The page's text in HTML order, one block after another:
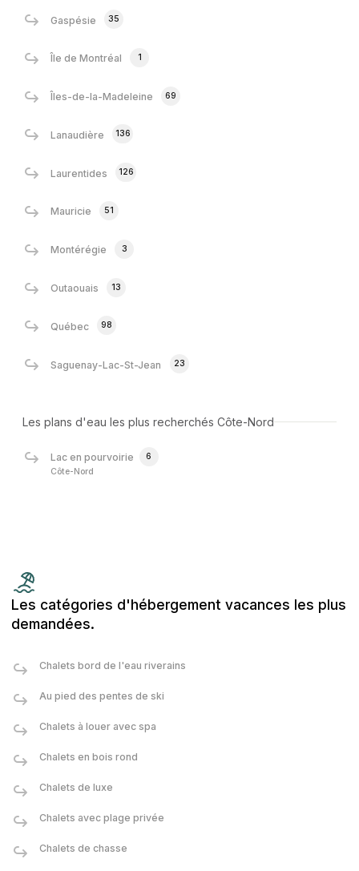
Gaspésie 35
Île de Montréal 1
Îles-de-la-Madeleine 69
Lanaudière 136
Laurentides 126
Mauricie 51
Montérégie 3
Outaouais 13
Québec 98
Saguenay-Lac-St-Jean 23
Les plans d'eau les plus recherchés Côte-Nord
Lac en pourvoirie
6
Côte-Nord
Les catégories d'hébergement vacances les plus
demandées.
Chalets bord de l'eau riverains
Au pied des pentes de ski
Chalets à louer avec spa
Chalets en bois rond
Chalets de luxe
Chalets avec plage privée
Chalets de chasse